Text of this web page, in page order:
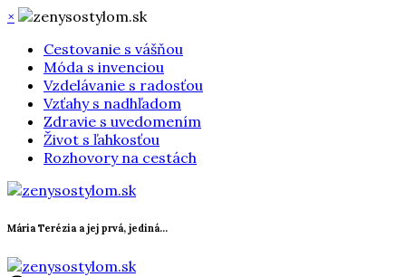
×
Cestovanie s vášňou
Móda s invenciou
Vzdelávanie s radosťou
Vzťahy s nadhľadom
Zdravie s uvedomením
Život s ľahkosťou
Rozhovory na cestách
Mária Terézia a jej prvá, jediná...